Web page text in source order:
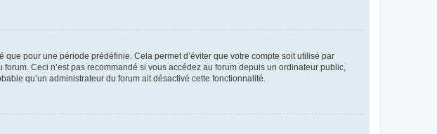
pour une période prédéfinie. Cela permet d’éviter que votre compte soit utilisé par
Ceci n’est pas recommandé si vous accédez au forum depuis un ordinateur public,
qu’un administrateur du forum ait désactivé cette fonctionnalité.